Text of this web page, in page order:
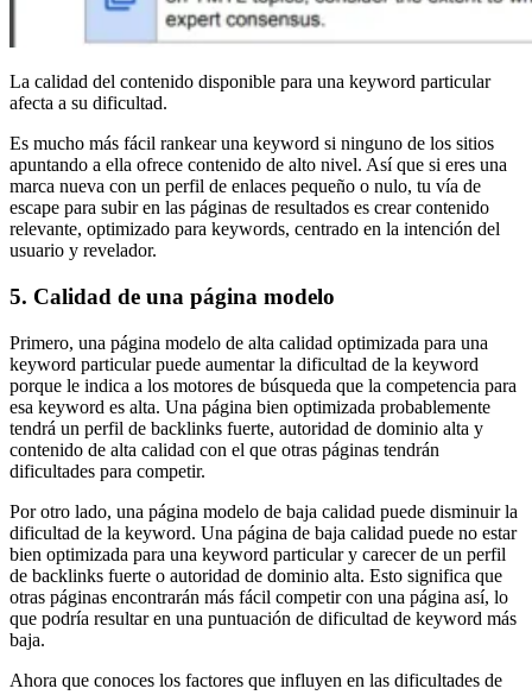
La calidad del contenido disponible para una keyword particular
afecta a su dificultad.
Es mucho más fácil rankear una keyword si ninguno de los sitios
apuntando a ella ofrece contenido de alto nivel. Así que si eres una
marca nueva con un perfil de enlaces pequeño o nulo, tu vía de
escape para subir en las páginas de resultados es crear contenido
relevante, optimizado para keywords, centrado en la intención del
usuario y revelador.
5. Calidad de una página modelo
Primero, una página modelo de alta calidad optimizada para una
keyword particular puede aumentar la dificultad de la keyword
porque le indica a los motores de búsqueda que la competencia para
esa keyword es alta. Una página bien optimizada probablemente
tendrá un perfil de backlinks fuerte, autoridad de dominio alta y
contenido de alta calidad con el que otras páginas tendrán
dificultades para competir.
Por otro lado, una página modelo de baja calidad puede disminuir la
dificultad de la keyword. Una página de baja calidad puede no estar
bien optimizada para una keyword particular y carecer de un perfil
de backlinks fuerte o autoridad de dominio alta. Esto significa que
otras páginas encontrarán más fácil competir con una página así, lo
que podría resultar en una puntuación de dificultad de keyword más
baja.
Ahora que conoces los factores que influyen en las dificultades de